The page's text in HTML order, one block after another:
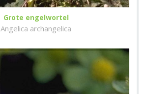
Grote engelwortel
Angelica archangelica